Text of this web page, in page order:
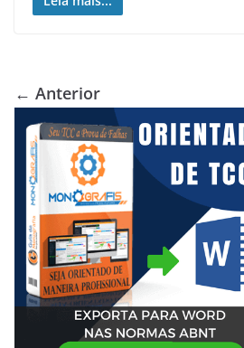
← Anterior